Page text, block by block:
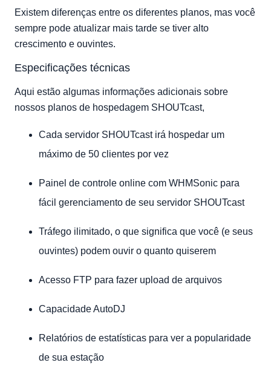
Existem diferenças entre os diferentes planos, mas você
sempre pode atualizar mais tarde se tiver alto
crescimento e ouvintes.
Especificações técnicas
Aqui estão algumas informações adicionais sobre
nossos planos de hospedagem SHOUTcast,
Cada servidor SHOUTcast irá hospedar um
máximo de 50 clientes por vez
Painel de controle online com WHMSonic para
fácil gerenciamento de seu servidor SHOUTcast
Tráfego ilimitado, o que significa que você (e seus
ouvintes) podem ouvir o quanto quiserem
Acesso FTP para fazer upload de arquivos
Capacidade AutoDJ
Relatórios de estatísticas para ver a popularidade
de sua estação